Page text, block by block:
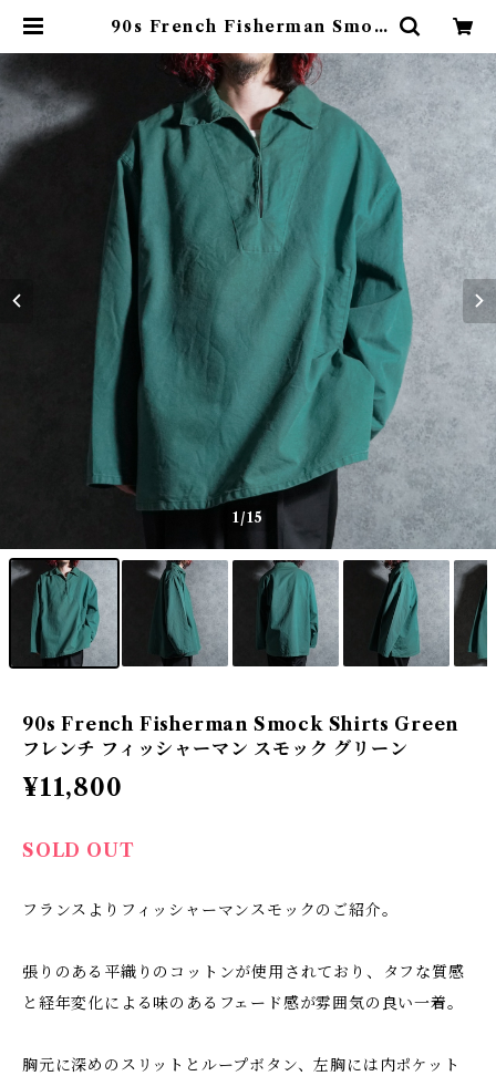
90s French Fisherman Smoc
シャーマン スモック グリーン | ma
rk & collars (マークアンドカラ
ーズ)
1/15
90s French Fisherman Smock Shirts Green
フレンチ フィッシャーマン スモック グリーン
¥11,800
SOLD OUT
フランスよりフィッシャーマンスモックのご紹介。
張りのある平織りのコットンが使用されており、タフな質感
と経年変化による味のあるフェード感が雰囲気の良い一着。
胸元に深めのスリットとループボタン、左胸には内ポケット